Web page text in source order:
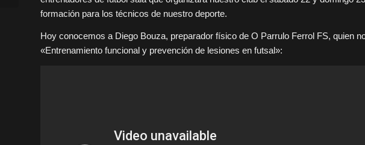
formación para los técnicos de nuestro deporte.
Hoy conocemos a Diego Bouza, preparador físico de O Parrulo Ferrol FS, quien
«Entrenamiento funcional y prevención de lesiones en futsal»: